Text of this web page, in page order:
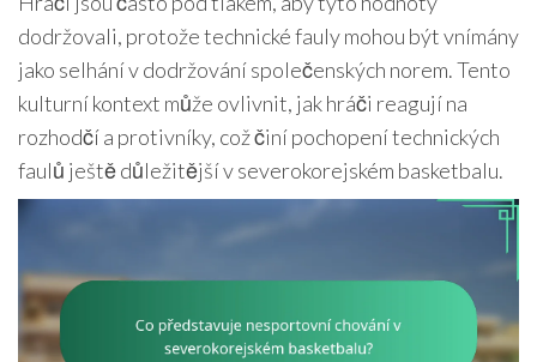
dodržovali, protože technické fauly mohou být vnímány
jako selhání v dodržování společenských norem. Tento
kulturní kontext může ovlivnit, jak hráči reagují na
rozhodčí a protivníky, což činí pochopení technických
faulů ještě důležitější v severokorejském basketbalu.